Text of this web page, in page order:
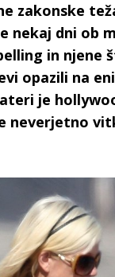
zakonske
nekaj dni ob
in njene
opazili na
je
neverjetno